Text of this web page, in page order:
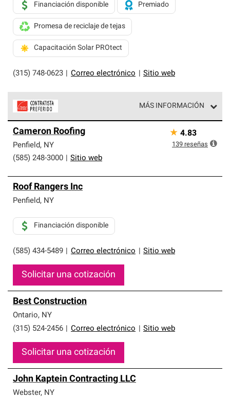
(315) 748-0623 Correo electrónico Sitio web
Financiación disponible Premiado
Promesa de reciclaje de tejas
Capacitación Solar PROtect
MÁS INFORMACIÓN
parte de una red exclusiva de profesionales de techos
que cumplen con altos estándares y requisitos estrictos
de profesionalismo y confiabilidad.
Cameron Roofing
Penfield, NY
(585) 248-3000
Sitio web
★ 4.83
139 reseñas
Roof Rangers Inc
Penfield, NY
(585) 434-5489 Correo electrónico Sitio web
Financiación disponible
Solicitar una cotización
Best Construction
Ontario, NY
(315) 524-2456
Correo electrónico Sitio web
Solicitar una cotización
John Kaptein Contracting LLC
Webster, NY